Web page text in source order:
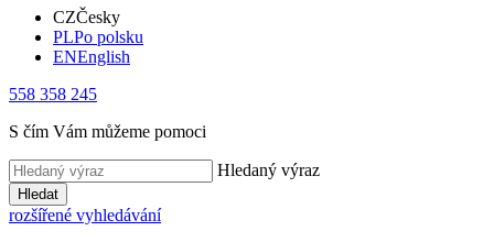
CZČesky
PLPo polsku
ENEnglish
558 358 245
S čím Vám můžeme pomoci
Hledaný výraz
Hledat
rozšířené vyhledávání